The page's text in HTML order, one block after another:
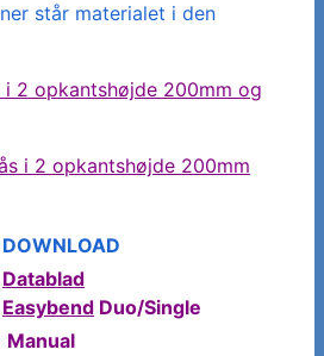
står materialet i den
i 2 opkantshøjde 200mm og
i 2 opkantshøjde 200mm
DOWNLOAD
Datablad
Easybend Duo/Single
Manual